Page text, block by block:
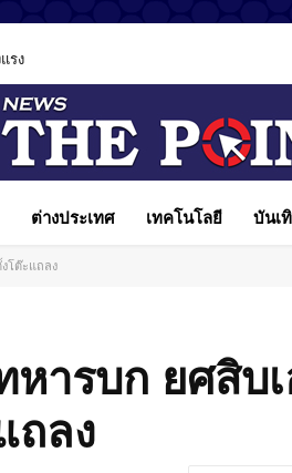
รง
ต่างประเทศ เทคโนโลยี บันเ
โต๊ะแถลง
หารบก ยศสิบ
ถลง